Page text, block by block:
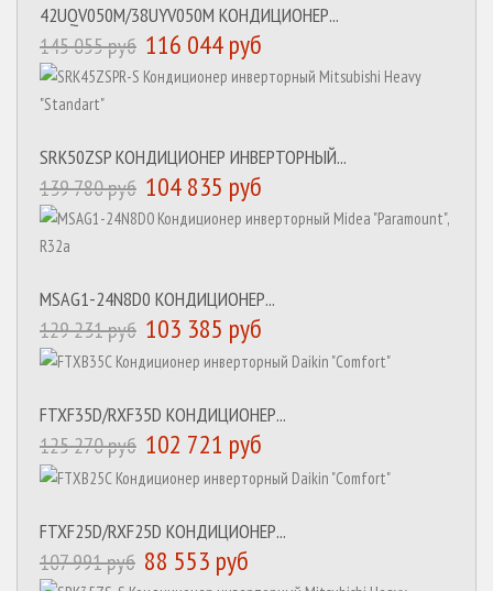
42UQV050M/38UYV050M КОНДИЦИОНЕР...
145 055 руб 116 044 руб
SRK50ZSP КОНДИЦИОНЕР ИНВЕРТОРНЫЙ...
139 780 руб 104 835 руб
MSAG1-24N8D0 КОНДИЦИОНЕР...
129 231 руб 103 385 руб
FTXF35D/RXF35D КОНДИЦИОНЕР...
125 270 руб 102 721 руб
FTXF25D/RXF25D КОНДИЦИОНЕР...
107 991 руб 88 553 руб